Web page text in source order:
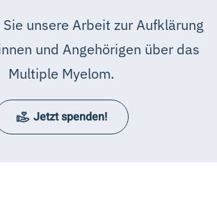
unsere Arbeit zur Aufklärung
und Angehörigen über das
Multiple Myelom.
Jetzt spenden!